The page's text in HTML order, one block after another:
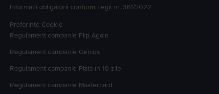
Informatii obligatorii conform Legii nr. 361/2022
Preferinte Cookie
Regulament campanie Flip Again
Regulament campanie Genius
Regulament campanie Plata în 10 zile
Regulament campanie Mastercard